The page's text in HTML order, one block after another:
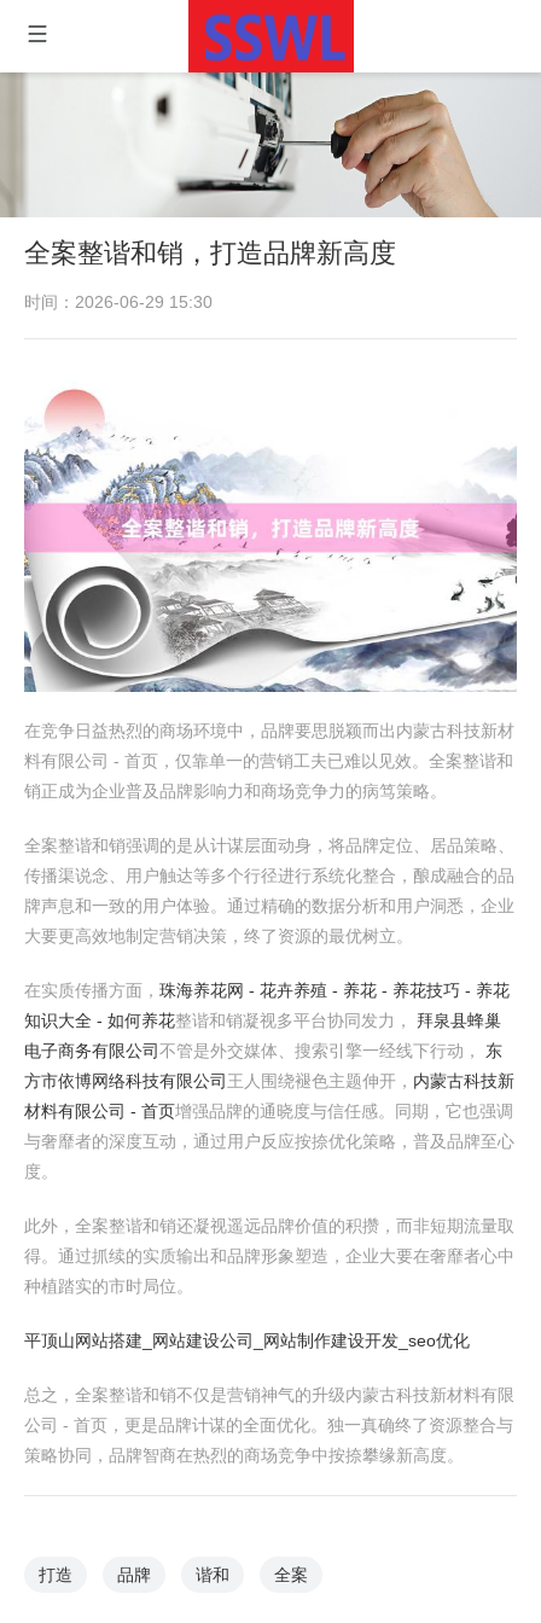
全案整谐和销，打造品牌新高度
时间：2026-06-29 15:30
在竞争日益热烈的商场环境中，品牌要思脱颖而出内蒙古科技新材
料有限公司 - 首页，仅靠单一的营销工夫已难以见效。全案整谐和
销正成为企业普及品牌影响力和商场竞争力的病笃策略。
全案整谐和销强调的是从计谋层面动身，将品牌定位、居品策略、
传播渠说念、用户触达等多个行径进行系统化整合，酿成融合的品
牌声息和一致的用户体验。通过精确的数据分析和用户洞悉，企业
大要更高效地制定营销决策，终了资源的最优树立。
在实质传播方面， 珠海养花网 - 花卉养殖 - 养花 - 养花技巧 - 养花
知识大全 - 如何养花整谐和销凝视多平台协同发力， 拜泉县蜂巢
电子商务有限公司不管是外交媒体、搜索引擎一经线下行动， 东
方市依博网络科技有限公司 王人围绕褪色主题伸开， 内蒙古科技新
材料有限公司 - 首页增强品牌的通晓度与信任感。同期，它也强调
与奢靡者的深度互动，通过用户反应按捺优化策略，普及品牌至心
度。
此外，全案整谐和销还凝视遥远品牌价值的积攒，而非短期流量取
得。通过抓续的实质输出和品牌形象塑造，企业大要在奢靡者心中
种植踏实的市时局位。
平顶山网站搭建_网站建设公司_网站制作建设开发_seo优化
总之，全案整谐和销不仅是营销神气的升级内蒙古科技新材料有限
公司 - 首页，更是品牌计谋的全面优化。独一真确终了资源整合与
策略协同，品牌智商在热烈的商场竞争中按捺攀缘新高度。
打造 品牌 谐和 全案